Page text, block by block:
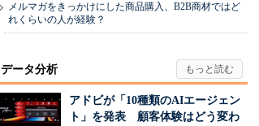
メルマガをきっかけにした商品購入、B2B商材ではど
れくらいの人が経験？
データ分析
アドビが「10種類のAIエージェン
ト」を発表 顧客体験はどう変わ